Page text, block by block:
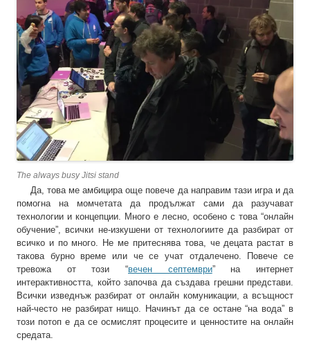
The always busy Jitsi stand
Да, това ме амбицира още повече да направим тази игра и да
помогна на момчетата да продължат сами да разучават
технологии и концепции. Много е лесно, особено с това “онлайн
обучение”, всички не-изкушени от технологиите да разбират от
всичко и по много. Не ме притеснява това, че децата растат в
такова бурно време или че се учат отдалечено. Повече се
тревожа от този “вечен септември” на интернет
интерактивността, който започва да създава грешни представи.
Всички изведнъж разбират от онлайн комуникации, а всъщност
най-често не разбират нищо. Начинът да се остане “на вода” в
този потоп е да се осмислят процесите и ценностите на онлайн
средата.